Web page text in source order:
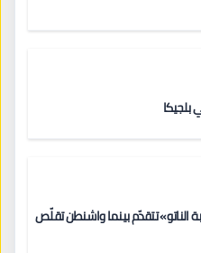
الناتو» تتقدّم بينما واشنطن تقلّص